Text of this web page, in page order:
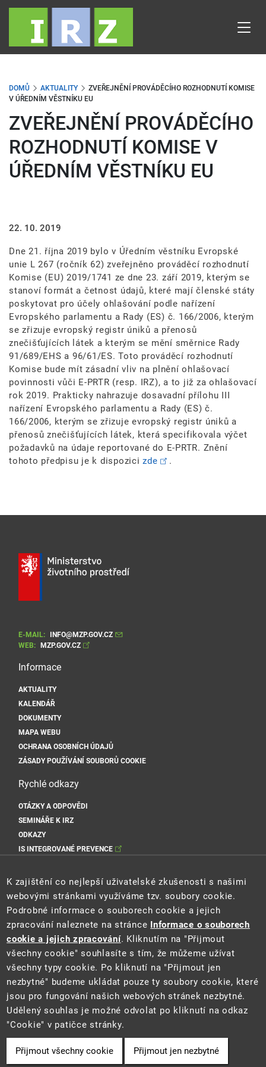
Přejít
obsahu
DOMŮ AKTUALITY
ZVEŘEJNĚNÍ PROVÁDĚCÍHO ROZHODNUTÍ KOMISE
V ÚŘEDNÍM VĚSTNÍKU EU
ZVEŘEJNĚNÍ PROVÁDĚCÍHO
ROZHODNUTÍ KOMISE V
ÚŘEDNÍM VĚSTNÍKU EU
22. 10. 2019
Dne 21. října 2019 bylo v Úředním věstníku Evropské
unie L 267 (ročník 62) zveřejněno prováděcí rozhodnutí
Komise (EU) 2019/1741 ze dne 23. září 2019, kterým se
stanoví formát a četnost údajů, které mají členské státy
poskytovat pro účely ohlašování podle nařízení
Evropského parlamentu a Rady (ES) č. 166/2006, kterým
se zřizuje evropský registr úniků a přenosů
znečišťujících látek a kterým se mění směrnice Rady
91/689/EHS a 96/61/ES. Toto prováděcí rozhodnutí
Komise bude mít zásadní vliv na plnění ohlašovací
povinnosti vůči E-PRTR (resp. IRZ), a to již za ohlašovací
rok 2019. Prakticky nahrazuje dosavadní přílohu III
nařízení Evropského parlamentu a Rady (ES) č.
166/2006, kterým se zřizuje evropský registr úniků a
přenosů znečišťujících látek, která specifikovala výčet
požadavků na údaje reportované do E-PRTR. Znění
tohoto předpisu je k dispozicizde .
E-MAIL:
INFO@MZP.GOV.CZ
WEB:
MZP.GOV.CZ
Informace
AKTUALITY
KALENDÁŘ
DOKUMENTY
MAPA WEBU
OCHRANA OSOBNÍCH ÚDAJŮ
ZÁSADY POUŽÍVÁNÍ SOUBORŮ COOKIE
Rychlé odkazy
OTÁZKY A ODPOVĚDI
SEMINÁŘE K IRZ
ODKAZY
IS INTEGROVANÉ PREVENCE
Sociální sítě Cenia
2021 © Ministerstvo životního prostředí
Cookie
K zajištění co nejlepší uživatelské zkušenosti s našimi
webovými stránkami využíváme tzv. soubory cookie.
Podrobné informace o souborech cookie a jejich
zpracování naleznete na stránce Informace o souborech
cookie a jejich zpracování. Kliknutím na "Přijmout
všechny cookie" souhlasíte s tím, že můžeme užívat
všechny typy cookie. Po kliknutí na "Přijmout jen
nezbytné" budeme ukládat pouze ty soubory cookie, které
jsou pro fungování našich webových stránek nezbytné.
Udělený souhlas je možné odvolat po kliknutí na odkaz
"Cookie" v patičce stránky.
Přijmout všechny cookie Přijmout jen nezbytné